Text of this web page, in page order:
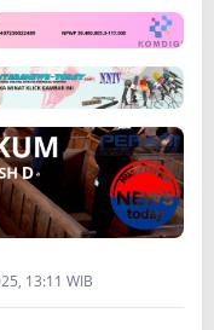
13:11 WIB